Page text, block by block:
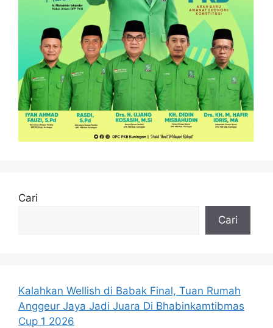
Cari
Cari
Kalahkan Wellish di Babak Final, Tuan Rumah
Anggeur Jaya Jadi Juara Di Bhabinkamtibmas
Cup 1 2026